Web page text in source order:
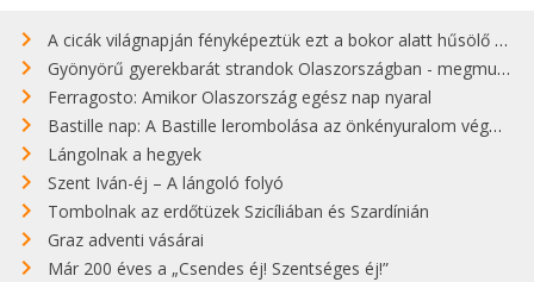
A cicák világnapján fényképeztük ezt a bokor alatt hűsölő cicát Kisorosziban
Gyönyörű gyerekbarát strandok Olaszországban - megmutatjuk a 15 legjobbat
Ferragosto: Amikor Olaszország egész nap nyaral
Bastille nap: A Bastille lerombolása az önkényuralom végét jelentette
Lángolnak a hegyek
Szent Iván-éj – A lángoló folyó
Tombolnak az erdőtüzek Szicíliában és Szardínián
Graz adventi vásárai
Már 200 éves a „Csendes éj! Szentséges éj!”